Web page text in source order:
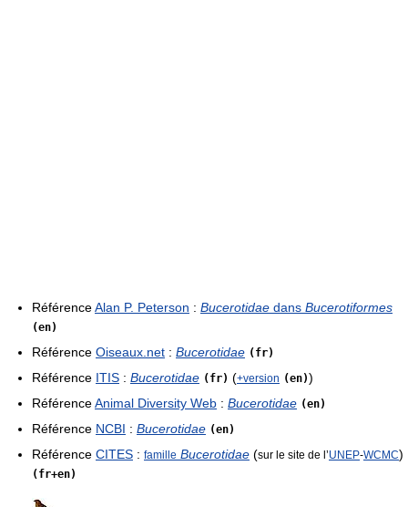
RéférenceAlan P. Peterson : Bucerotidae dans Bucerotiformes
(en)
Référence Oiseaux.net : Bucerotidae (fr)
Référence ITIS : Bucerotidae (fr) (+version (en))
RéférenceAnimal Diversity Web : Bucerotidae (en)
Référence NCBI : Bucerotidae (en)
Référence CITES : famille Bucerotidae (sur le site de l’UNEP-WCMC)
(fr+en)